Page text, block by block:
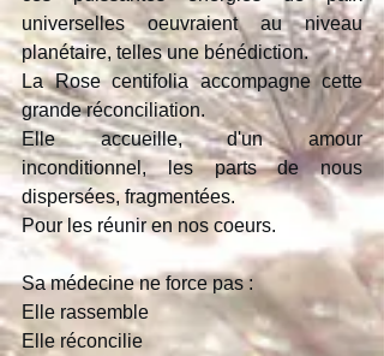
universelles oeuvraient au niveau
planétaire, telles une bénédiction.
La Rose centifolia accompagne cette
grande réconciliation.
Elle accueille, d'un amour
inconditionnel, les parts de nous
dispersées, fragmentées.
Pour les réunir en nos coeurs.
Sa médecine ne force pas :
Elle rassemble
Elle réconcilie